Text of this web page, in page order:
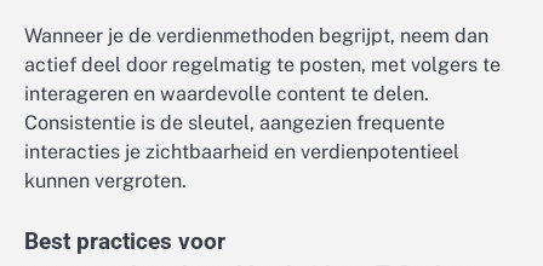
Wanneer je de verdienmethoden begrijpt, neem dan
actief deel door regelmatig te posten, met volgers te
interageren en waardevolle content te delen.
Consistentie is de sleutel, aangezien frequente
interacties je zichtbaarheid en verdienpotentieel
kunnen vergroten.
Best practices voor